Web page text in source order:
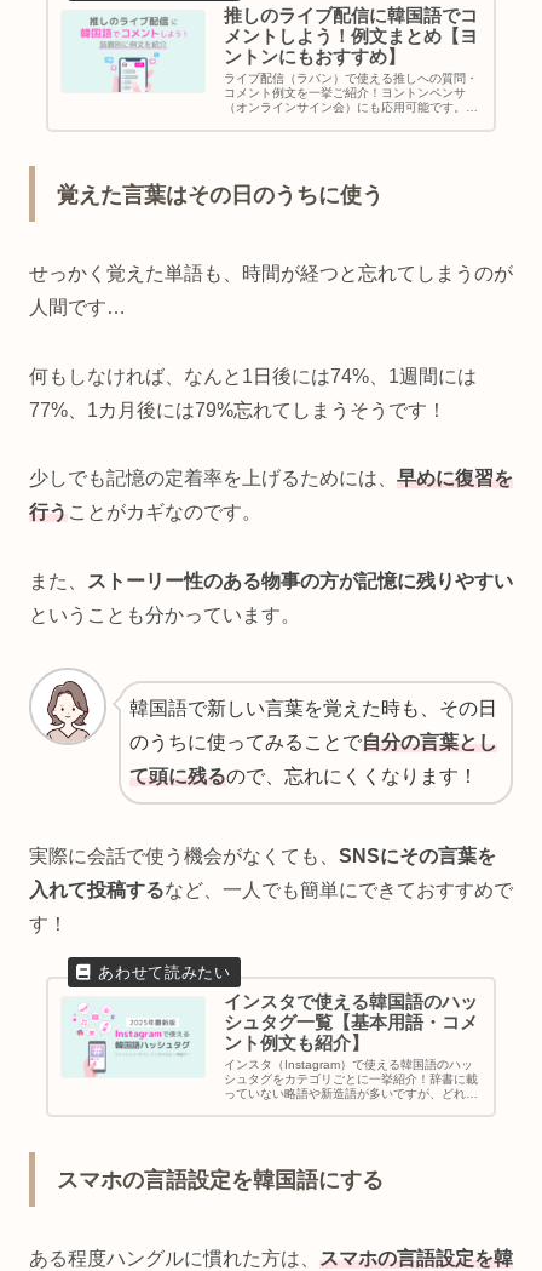
推しのライブ配信に韓国語でコ
メントしよう！例文まとめ【ヨ
ントンにもおすすめ】
ライブ配信（ラバン）で使える推しへの質問・
コメント例文を一挙ご紹介！ヨントンペンサ
（オンラインサイン会）にも応用可能です。韓
ので、たくさん使って推しのライブ配信を楽し
覚えた言葉はその日のうちに使う
せっかく覚えた単語も、時間が経つと忘れてしまうのが
人間です…
何もしなければ、なんと1日後には74%、1週間には
77%、1カ月後には79%忘れてしまうそうです！
少しでも記憶の定着率を上げるためには、 早めに復習を
行うことがカギなのです。
また、
ストーリー性のある物事の方が記憶に残りやすい
ということも分かっています。
韓国語で新しい言葉を覚えた時も、その日
のうちに使ってみることで自分の言葉とし
て頭に残るので、忘れにくくなります！
実際に会話で使う機会がなくても、 SNSにその言葉を
入れて投稿するなど、一人でも簡単にできておすすめで
す！
インスタで使える韓国語のハッ
シュタグ一覧【基本用語・コメ
ント例文も紹介】
インスタ（Instagram）で使える韓国語のハッ
シュタグをカテゴリごとに一挙紹介！辞書に載
っていない略語や新造語が多いですが、どれも
スマホの言語設定を韓国語にする
ある程度ハングルに慣れた方は、 スマホの言語設定を韓